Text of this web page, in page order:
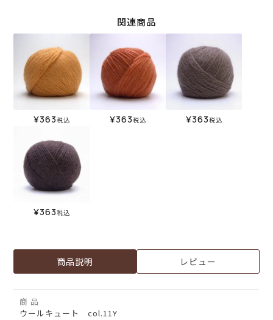
関連商品
¥363税込 ¥363税込 ¥363税込
¥363税込
商品説明 レビュー
商 品
ウールキュート col.11Y